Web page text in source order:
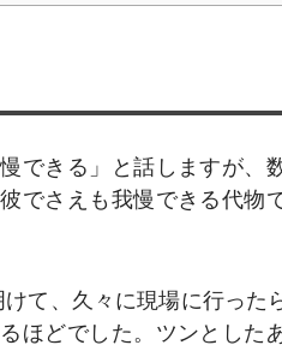
できる」と話しますが、
でさえも我慢できる代物
て、久々に現場に行った
ほどでした。ツンとした